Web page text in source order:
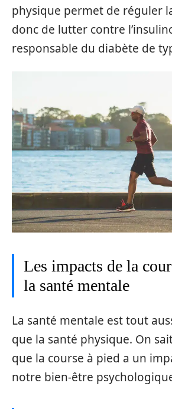
physique permet de réguler
donc de lutter contre
responsable du diabète de
Les impacts de la
la santé mentale
La santé mentale est tout
que la santé physique. On
que la course à pied a un
notre bien-être